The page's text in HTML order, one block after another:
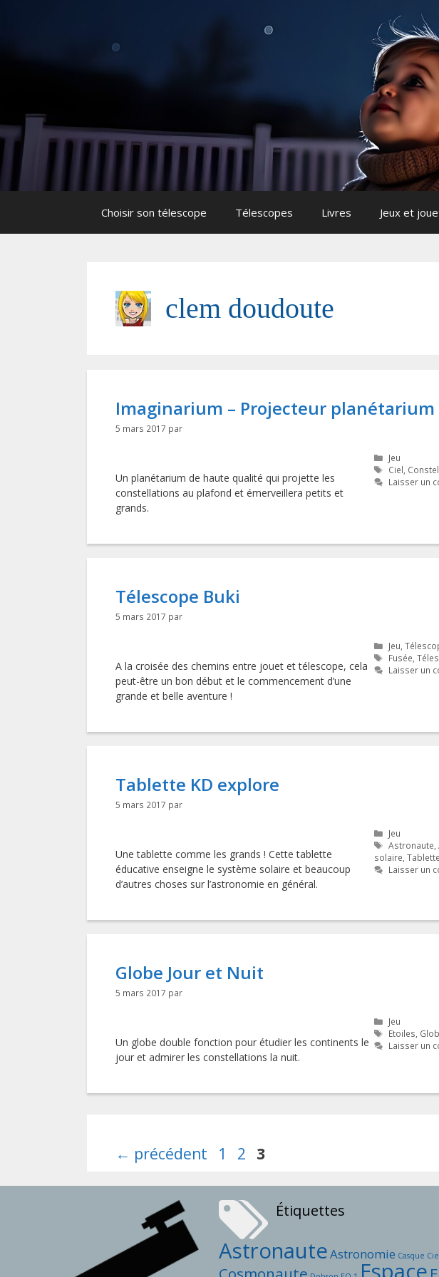
Choisir son télescope Télescopes Livres Jeux et
clem doudoute
Imaginarium – Projecteur planétarium
5 mars 2017 par
Un planétarium de haute qualité qui projette les
constellations au plafond et émerveillera petits et
grands.
Catégories
Jeu
Étiquettes
Ciel
Laisser un
Télescope Buki
5 mars 2017 par
A la croisée des chemins entre jouet et télescope, cela
peut-être un bon début et le commencement d’une
grande et belle aventure !
Catégories
Jeu
Étiquettes
Fusée
Laisser un
Tablette KD explore
5 mars 2017 par
Une tablette comme les grands ! Cette tablette
éducative enseigne le système solaire et beaucoup
d’autres choses sur l’astronomie en général.
Catégories
Jeu
Étiquettes
Astronaute,
solaire, Tablette
Laisser un
Globe Jour et Nuit
5 mars 2017 par
Un globe double fonction pour étudier les continents le
jour et admirer les constellations la nuit.
Catégories
Jeu
Étiquettes
Etoiles,
Laisser un
← précédent Page
1 Page
2 Page
3
Étiquettes
AstronauteAstronomie Casque
Espace